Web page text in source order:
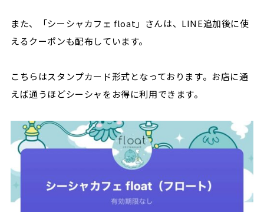
また、「シーシャカフェ float」さんは、LINE追加後に使
えるクーポンも配布しています。
こちらはスタンプカード形式となっております。お店に通
えば通うほどシーシャをお得に利用できます。